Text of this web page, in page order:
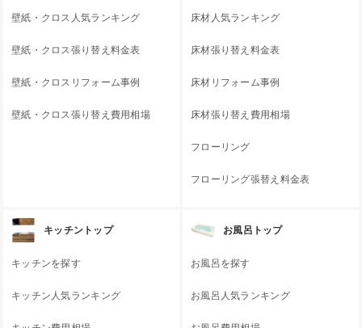
壁紙・クロス人気ランキング
壁紙・クロス張り替え料金表
壁紙・クロスリフォーム事例
壁紙・クロス張り替え費用相場
床材人気ランキング
床材張り替え料金表
床材リフォーム事例
床材張り替え費用相場
フローリング
フローリング張替え料金表
キッチントップ
キッチンを探す
キッチン人気ランキング
お風呂トップ
お風呂を探す
お風呂人気ランキング